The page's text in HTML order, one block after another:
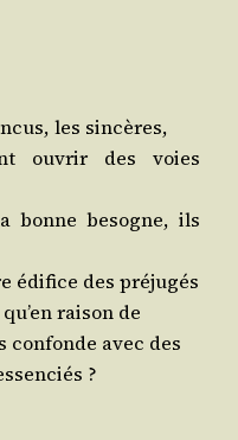
les sincères,
ouvrir des voies
bonne besogne, ils
édi­fice des préjugés
rai­son de
avec des
?